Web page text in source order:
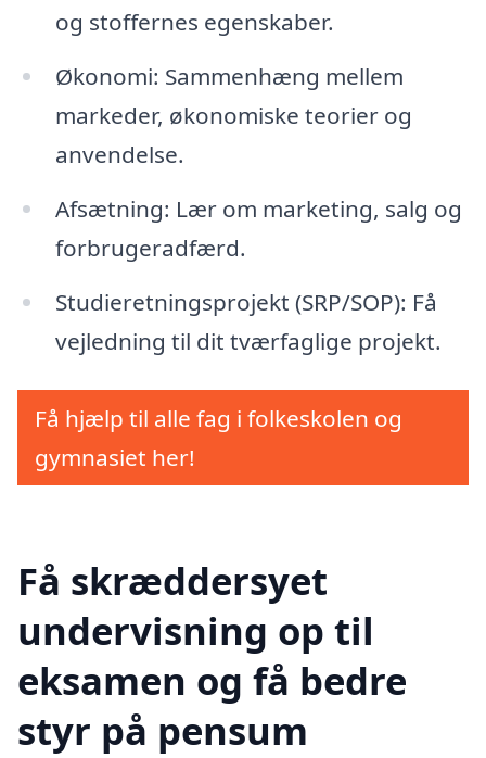
og stoffernes egenskaber.
Økonomi: Sammenhæng mellem
markeder, økonomiske teorier og
anvendelse.
Afsætning: Lær om marketing, salg og
forbrugeradfærd.
Studieretningsprojekt (SRP/SOP): Få
vejledning til dit tværfaglige projekt.
Få hjælp til alle fag i folkeskolen og
gymnasiet her!
Få skræddersyet
undervisning op til
eksamen og få bedre
styr på pensum